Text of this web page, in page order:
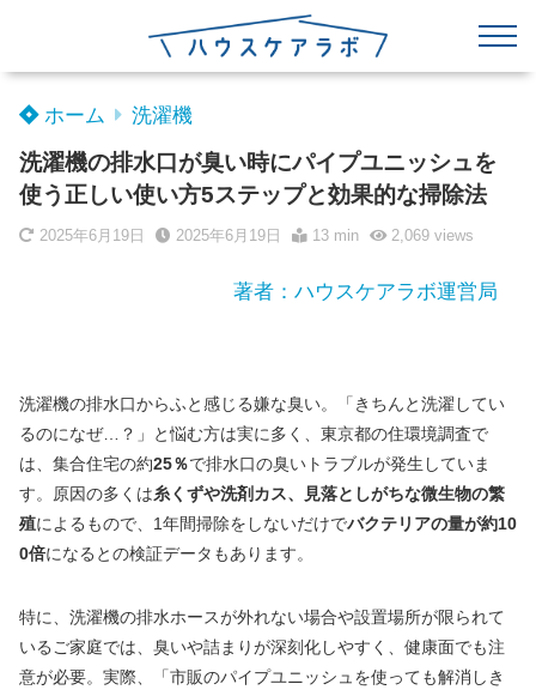
ホーム 洗濯機
洗濯機の排水口が臭い時にパイプユニッシュを
使う正しい使い方5ステップと効果的な掃除法
2025年6月19日 2025年6月19日 13 min 2,069views
著者：ハウスケアラボ運営局
洗濯機の排水口からふと感じる嫌な臭い。「きちんと洗濯してい
るのになぜ…？」と悩む方は実に多く、東京都の住環境調査で
は、集合住宅の約25％で排水口の臭いトラブルが発生していま
す。原因の多くは糸くずや洗剤カス、見落としがちな微生物の繁
殖によるもので、1年間掃除をしないだけでバクテリアの量が約10
0倍になるとの検証データもあります。
特に、洗濯機の排水ホースが外れない場合や設置場所が限られて
いるご家庭では、臭いや詰まりが深刻化しやすく、健康面でも注
意が必要。実際、「市販のパイプユニッシュを使っても解消しき